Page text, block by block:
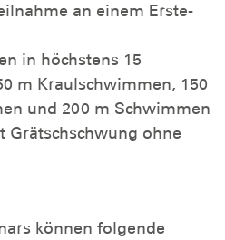
an einem Erste-
in höchstens 15
m Kraulschwimmen, 150
und 200 m Schwimmen
Grätschschwung ohne
können folgende